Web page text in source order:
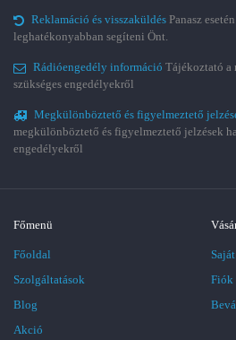
Reklamáció és visszaküldés Panasz
leghatékonyabban segíteni Önt.
Rádióengedély információ Tájékoztató a
szükséges engedélyekről
Megkülönböztető és figyelmeztető
megkülönböztető és figyelmeztető jelzések
engedélyekről
Főmenü
Főoldal
Szolgáltatások
Blog
Akció
Fiók